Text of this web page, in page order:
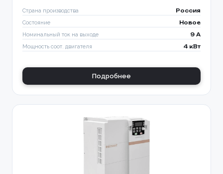
Страна производства Россия
Состояние Новое
Номинальный ток на выходе 9 A
Мощность соот. двигателя 4 кВт
Подробнее